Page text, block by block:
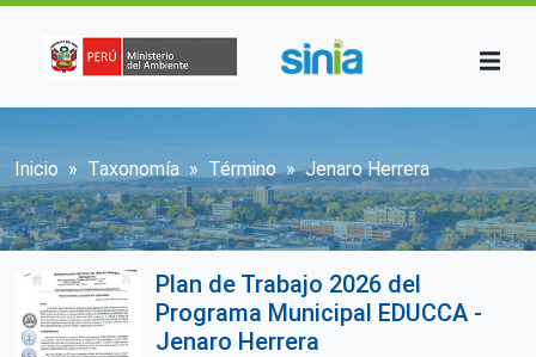
Sobrescribir enlaces de ayuda a la
Inicio Taxonomía Término Jenaro Herrera
Plan de Trabajo 2026 del
Programa Municipal EDUCCA -
Jenaro Herrera